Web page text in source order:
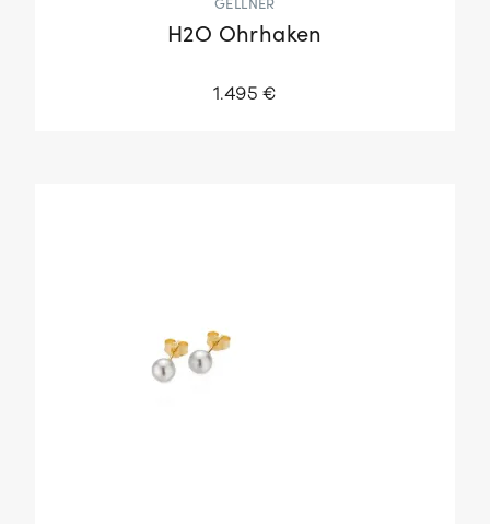
GELLNER
H2O Ohrhaken
1.495 €